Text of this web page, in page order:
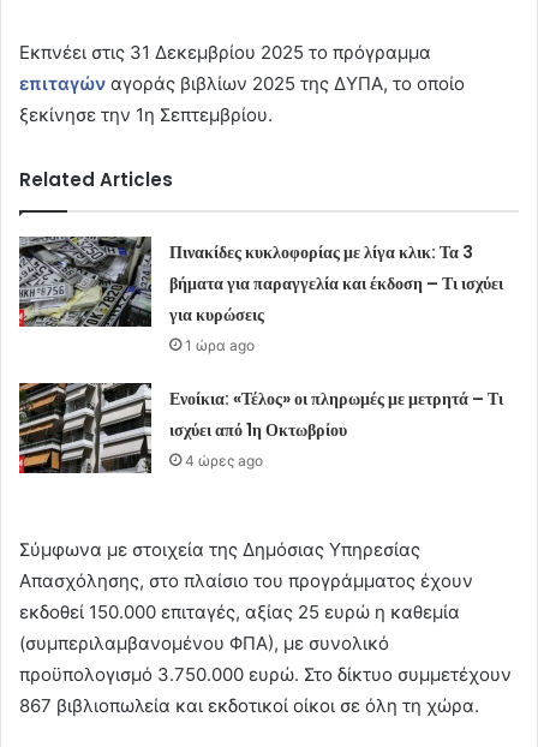
Εκπνέει στις 31 Δεκεμβρίου 2025 το πρόγραμμα
επιταγών αγοράς βιβλίων 2025 της ΔΥΠΑ, το οποίο
ξεκίνησε την 1η Σεπτεμβρίου.
Related Articles
Πινακίδες κυκλοφορίας με λίγα κλικ: Τα 3
βήματα για παραγγελία και έκδοση – Τι ισχύει
για κυρώσεις
1 ώρα ago
Ενοίκια: «Τέλος» οι πληρωμές με μετρητά – Τι
ισχύει από 1η Οκτωβρίου
4 ώρες ago
Σύμφωνα με στοιχεία της Δημόσιας Υπηρεσίας
Απασχόλησης, στο πλαίσιο του προγράμματος έχουν
εκδοθεί 150.000 επιταγές, αξίας 25 ευρώ η καθεμία
(συμπεριλαμβανομένου ΦΠΑ), με συνολικό
προϋπολογισμό 3.750.000 ευρώ. Στο δίκτυο συμμετέχουν
867 βιβλιοπωλεία και εκδοτικοί οίκοι σε όλη τη χώρα.